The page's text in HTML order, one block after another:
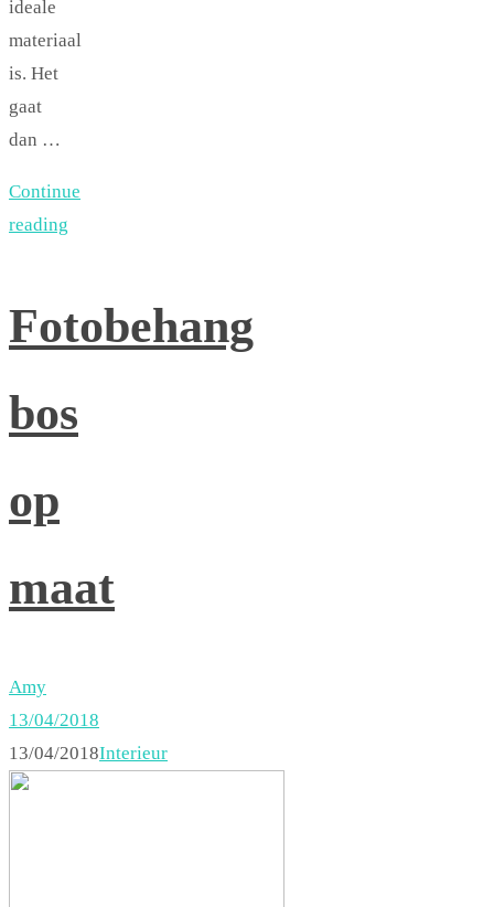
ideale
materiaal
is. Het
gaat
dan …
Continue
reading
Fotobehang
bos
op
maat
Amy
13/04/2018
13/04/2018Interieur